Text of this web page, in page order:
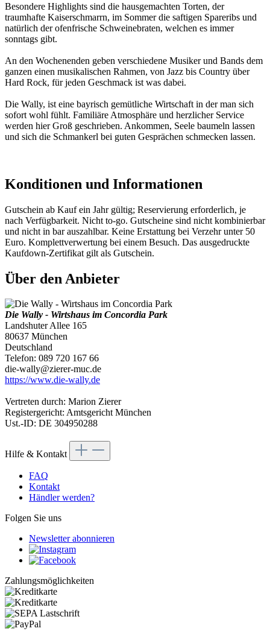
Besondere Highlights sind die hausgemachten Torten, der
traumhafte Kaiserschmarrn, im Sommer die saftigen Spareribs und
natürlich der ofenfrische Schweinebraten, welchen es immer
sonntags gibt.
An den Wochenenden geben verschiedene Musiker und Bands dem
ganzen einen musikalischen Rahmen, von Jazz bis Country über
Hard Rock, für jeden Geschmack ist was dabei.
Die Wally, ist eine bayrisch gemütliche Wirtschaft in der man sich
sofort wohl fühlt. Familiäre Atmosphäre und herzlicher Service
werden hier Groß geschrieben. Ankommen, Seele baumeln lassen
und sich die Schmankerl bei guten Gesprächen schmecken lassen.
Konditionen und Informationen
Gutschein ab Kauf ein Jahr gültig; Reservierung erforderlich, je
nach Verfügbarkeit. Nicht to-go. Gutscheine sind nicht kombinierbar
und nicht in bar auszahlbar. Keine Erstattung bei Verzehr unter 50
Euro. Komplettverwertung bei einem Besuch. Das ausgedruckte
Kaufdown-Zertifikat gilt als Gutschein.
Über den Anbieter
Die Wally - Wirtshaus im Concordia Park
Landshuter Allee 165
80637 München
Deutschland
Telefon: 089 720 167 66
die-wally@zierer-muc.de
https://www.die-wally.de
Vertreten durch: Marion Zierer
Registergericht: Amtsgericht München
Ust.-ID: DE 304950288
Hilfe & Kontakt
FAQ
Kontakt
Händler werden?
Folgen Sie uns
Newsletter abonnieren
Zahlungsmöglichkeiten